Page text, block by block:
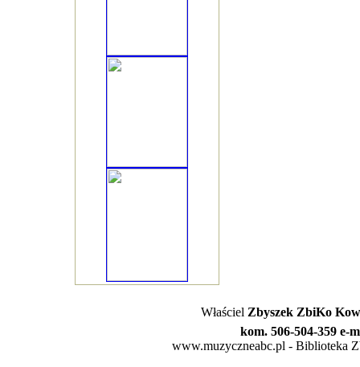
Właściel Zbyszek ZbiKo
kom. 506-504-359 e-
www.muzyczneabc.pl - Biblioteka